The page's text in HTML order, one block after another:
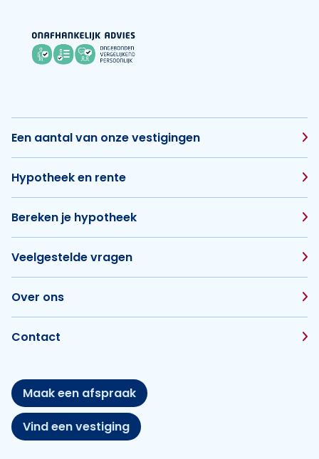
Een aantal van onze vestigingen
Hypotheek en rente
Bereken je hypotheek
Veelgestelde vragen
Over ons
Contact
Maak een afspraak
Vind een vestiging